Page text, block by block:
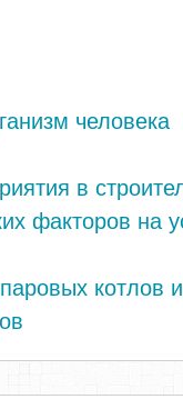
человека
в
факторов на
котлов и